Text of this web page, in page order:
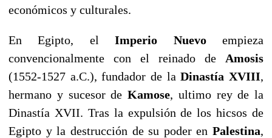
económicos y culturales.
En Egipto, elImperio Nuevoempieza
convencionalmente con el reinado de Amosis
(1552-1527 a.C.), fundador de laDinastía XVIII,
hermano y sucesor de Kamose, ultimo rey de la
Dinastía XVII. Tras la expulsión de los hicsos de
Egipto y la destrucción de su poder en Palestina,